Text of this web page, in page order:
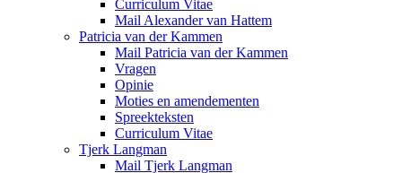
Curriculum Vitae
Mail Alexander van Hattem
Patricia van der Kammen
Mail Patricia van der Kammen
Vragen
Opinie
Moties en amendementen
Spreekteksten
Curriculum Vitae
Tjerk Langman
Mail Tjerk Langman